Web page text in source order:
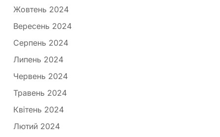
Жовтень 2024
Вересень 2024
Серпень 2024
Липень 2024
Червень 2024
Травень 2024
Квітень 2024
Лютий 2024